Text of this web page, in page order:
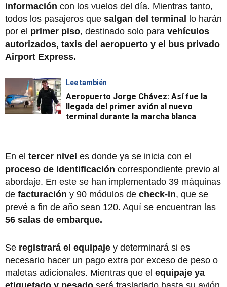
información con los vuelos del día. Mientras tanto,
todos los pasajeros que salgan del terminal lo harán
por el primer piso, destinado solo para vehículos
autorizados, taxis del aeropuerto y el bus privado
Airport Express.
Lee también
Aeropuerto Jorge Chávez: Así fue la
llegada del primer avión al nuevo
terminal durante la marcha blanca
En el tercer nivel es donde ya se inicia con el
proceso de identificación correspondiente previo al
abordaje. En este se han implementado 39 máquinas
de facturación y 90 módulos de check-in, que se
prevé a fin de año sean 120. Aquí se encuentran las
56 salas de embarque.
Se registrará el equipaje y determinará si es
necesario hacer un pago extra por exceso de peso o
maletas adicionales. Mientras que el equipaje ya